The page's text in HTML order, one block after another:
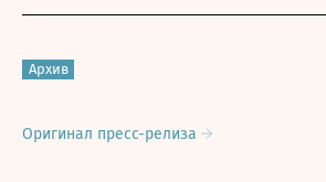
Архив
Оригинал пресс-релиза